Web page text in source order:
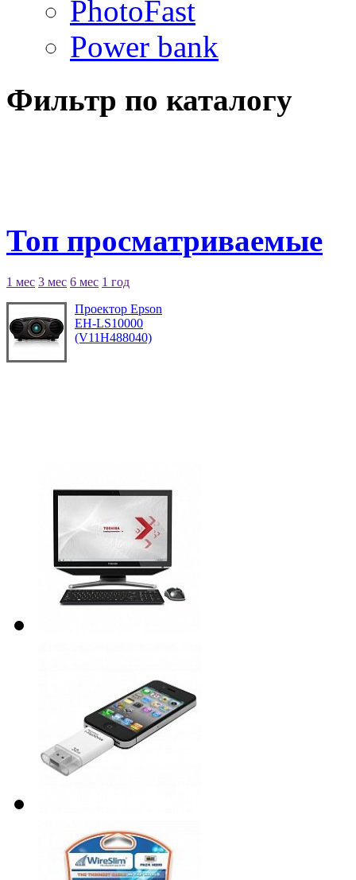
PhotoFast
Power bank
Фильтр по каталогу
Топ просматриваемые
1 мес 3 мес 6 мес 1 год
Проектор Epson
EH-LS10000
(V11H488040)